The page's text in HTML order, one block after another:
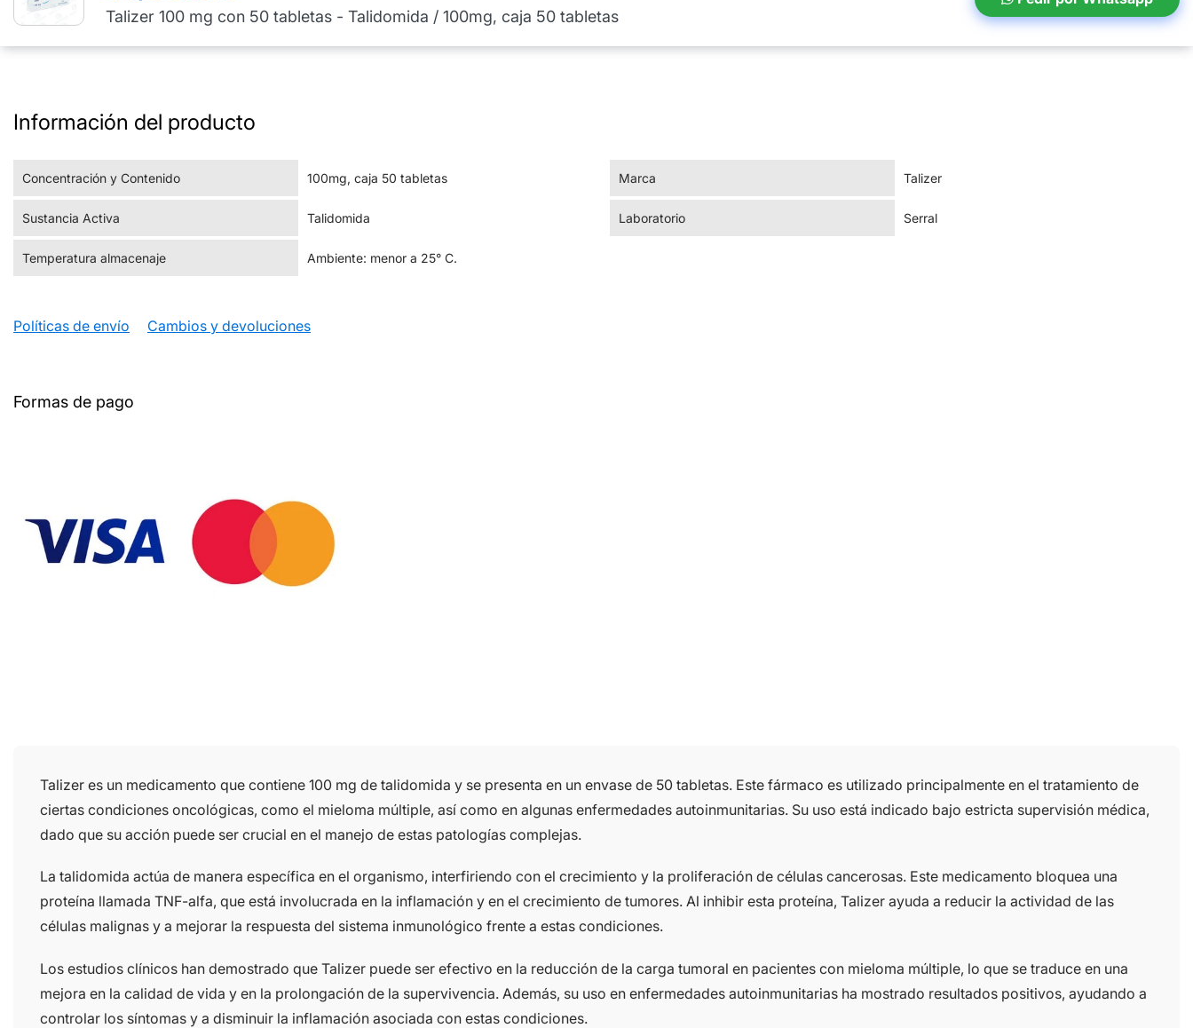
Talizer 100 mg con 50 tabletas - Talidomida / 100mg, caja 50 tabletas
Información del producto
Concentración y Contenido 100mg, caja 50 tabletas
Sustancia Activa Talidomida
Temperatura almacenaje Ambiente: menor a 25° C.
Marca Talizer
Laboratorio Serral
Políticas de envío Cambios y devoluciones
Formas de pago
Talizer es un medicamento que contiene 100 mg de talidomida y se presenta en un envase de 50 tabletas. Este fármaco es utilizado principalmente en el tratamiento de
ciertas condiciones oncológicas, como el mieloma múltiple, así como en algunas enfermedades autoinmunitarias. Su uso está indicado bajo estricta supervisión médica,
dado que su acción puede ser crucial en el manejo de estas patologías complejas.
La talidomida actúa de manera específica en el organismo, interfiriendo con el crecimiento y la proliferación de células cancerosas. Este medicamento bloquea una
proteína llamada TNF-alfa, que está involucrada en la inflamación y en el crecimiento de tumores. Al inhibir esta proteína, Talizer ayuda a reducir la actividad de las
células malignas y a mejorar la respuesta del sistema inmunológico frente a estas condiciones.
Los estudios clínicos han demostrado que Talizer puede ser efectivo en la reducción de la carga tumoral en pacientes con mieloma múltiple, lo que se traduce en una
mejora en la calidad de vida y en la prolongación de la supervivencia. Además, su uso en enfermedades autoinmunitarias ha mostrado resultados positivos, ayudando a
controlar los síntomas y a disminuir la inflamación asociada con estas condiciones.